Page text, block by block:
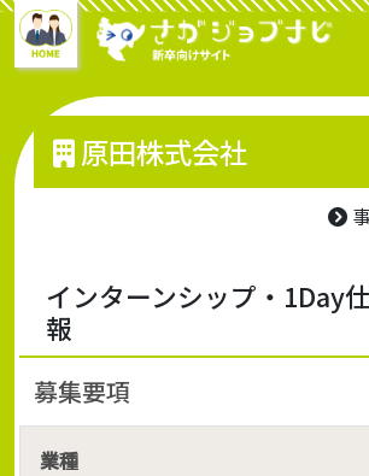
原田株式会社
インターンシップ・1Day
報
募集要項
業種